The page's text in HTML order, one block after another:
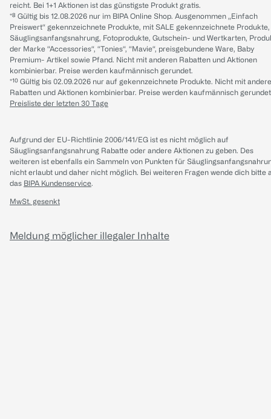
reicht. Bei 1+1 Aktionen ist das günstigste Produkt gratis.
*⁸ Gültig bis 12.08.2026 nur im BIPA Online Shop. Ausgenommen „Einfach
Preiswert“ gekennzeichnete Produkte, mit SALE gekennzeichnete Produkte,
Säuglingsanfangsnahrung, Fotoprodukte, Gutschein- und Wertkarten,
der Marke “Accessories“, “Tonies“, “Mavie“, preisgebundene Ware, Baby
Premium- Artikel sowie Pfand. Nicht mit anderen Rabatten und Aktionen
kombinierbar. Preise werden kaufmännisch gerundet.
*¹⁰ Gültig bis 02.09.2026 nur auf gekennzeichnete Produkte. Nicht mit
Rabatten und Aktionen kombinierbar. Preise werden kaufmännisch
Preisliste der letzten 30 Tage
Aufgrund der EU-Richtlinie 2006/141/EG ist es nicht möglich auf
Säuglingsanfangsnahrung Rabatte oder andere Aktionen zu geben. Des
weiteren ist ebenfalls ein Sammeln von Punkten für
nicht erlaubt und daher nicht möglich. Bei weiteren Fragen wende dich bitte
das BIPA Kundenservice.
MwSt. gesenkt
Meldung möglicher illegaler Inhalte